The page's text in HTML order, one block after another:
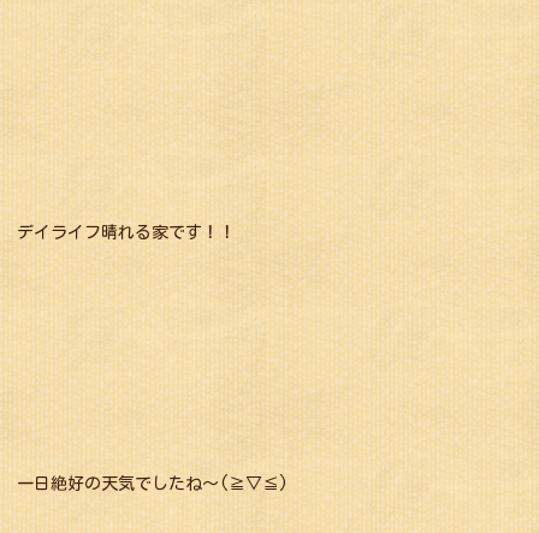
デイライフ晴れる家です！！
一日絶好の天気でしたね～(≧▽≦)